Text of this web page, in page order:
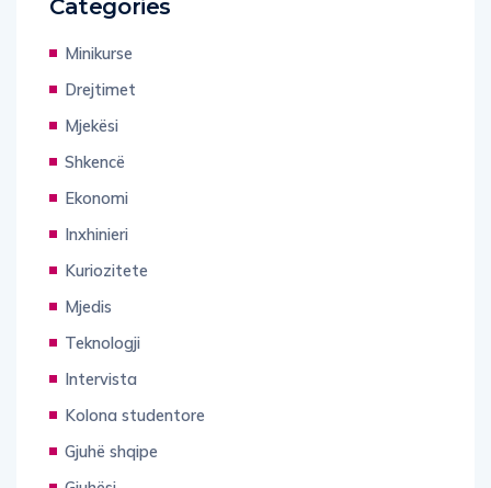
Drejtimet
Mjekësi
Shkencë
Ekonomi
Inxhinieri
Kuriozitete
Mjedis
Teknologji
Intervista
Kolona studentore
Gjuhë shqipe
Gjuhësi